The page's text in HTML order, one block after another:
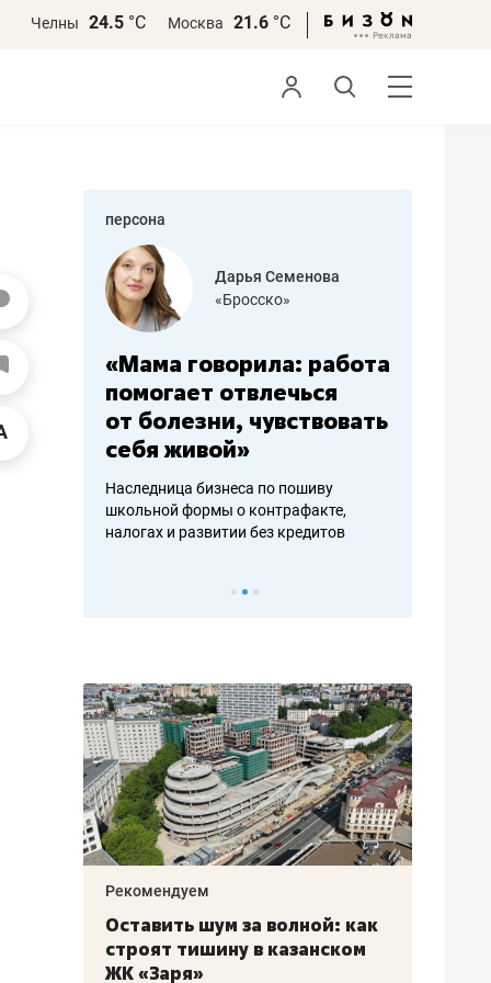
Челны 24.5 °С Москва 21.6 °С
персона
Дарья Семенова
«Бросско»
«Мама говорила: работа
помогает отвлечься
от болезни, чувствовать
себя живой»
Наследница бизнеса по пошиву
школьной формы о контрафакте,
налогах и развитии без кредитов
Рекомендуем
Оставить шум за волной: как
строят тишину в казанском
ЖК «Заря»